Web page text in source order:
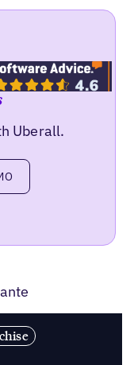
Uberall.